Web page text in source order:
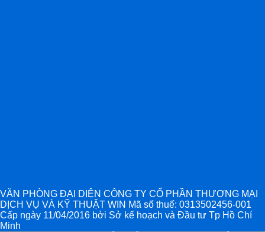
VĂN PHÒNG ĐẠI DIỆN CÔNG TY CỔ PHẦN THƯƠNG MẠI
DỊCH VỤ VÀ KỸ THUẬT WIN Mã số thuế: 0313502456-001
Cấp ngày 11/04/2016 bởi Sở kế hoạch và Đầu tư Tp Hồ Chí
Minh